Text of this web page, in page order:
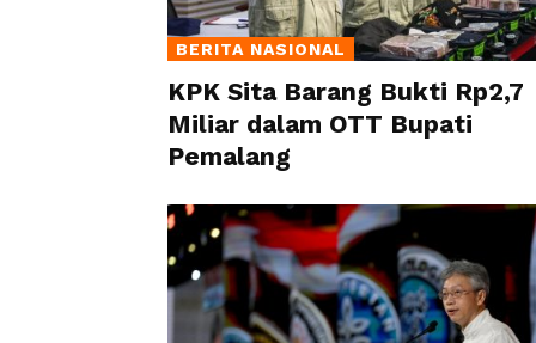
BERITA NASIONAL
KPK Sita Barang Bukti Rp2,7
Miliar dalam OTT Bupati
Pemalang